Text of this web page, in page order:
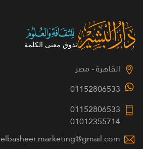
القاهرة - مصر
01152806533
01152806533
01012355714
elbasheer.marketing@gmail.com